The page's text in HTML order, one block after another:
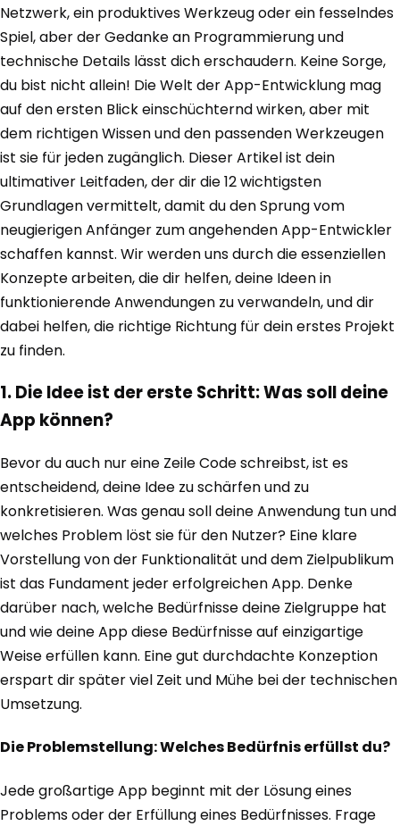
Netzwerk, ein produktives Werkzeug oder ein fesselndes
Spiel, aber der Gedanke an Programmierung und
technische Details lässt dich erschaudern. Keine Sorge,
du bist nicht allein! Die Welt der App-Entwicklung mag
auf den ersten Blick einschüchternd wirken, aber mit
dem richtigen Wissen und den passenden Werkzeugen
ist sie für jeden zugänglich. Dieser Artikel ist dein
ultimativer Leitfaden, der dir die 12 wichtigsten
Grundlagen vermittelt, damit du den Sprung vom
neugierigen Anfänger zum angehenden App-Entwickler
schaffen kannst. Wir werden uns durch die essenziellen
Konzepte arbeiten, die dir helfen, deine Ideen in
funktionierende Anwendungen zu verwandeln, und dir
dabei helfen, die richtige Richtung für dein erstes Projekt
zu finden.
1. Die Idee ist der erste Schritt: Was soll deine
App können?
Bevor du auch nur eine Zeile Code schreibst, ist es
entscheidend, deine Idee zu schärfen und zu
konkretisieren. Was genau soll deine Anwendung tun und
welches Problem löst sie für den Nutzer? Eine klare
Vorstellung von der Funktionalität und dem Zielpublikum
ist das Fundament jeder erfolgreichen App. Denke
darüber nach, welche Bedürfnisse deine Zielgruppe hat
und wie deine App diese Bedürfnisse auf einzigartige
Weise erfüllen kann. Eine gut durchdachte Konzeption
erspart dir später viel Zeit und Mühe bei der technischen
Umsetzung.
Die Problemstellung: Welches Bedürfnis erfüllst du?
Jede großartige App beginnt mit der Lösung eines
Problems oder der Erfüllung eines Bedürfnisses. Frage